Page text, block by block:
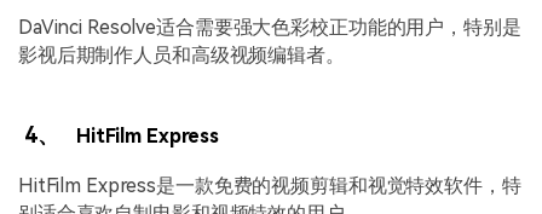
DaVinci Resolve适合需要强大色彩校正功能的用户，特别是
影视后期制作人员和高级视频编辑者。
4、 HitFilm Express
HitFilm Express是一款免费的视频剪辑和视觉特效软件，特